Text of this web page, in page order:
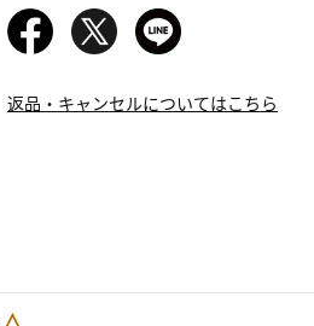
返品・キャンセルについてはこちら